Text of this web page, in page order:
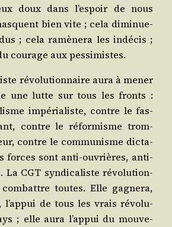
doux dans l’espoir de nous
bien vite ; cela dimi­nue­
; cela ramè­ne­ra les indé­cis ;
cou­rage aux pessimistes.
révo­lu­tion­naire aura à mener
une lutte sur tous les fronts :
impé­ria­liste, contre le fas­
contre le réfor­misme trom­
contre le com­mu­nisme dic­ta­
forces sont anti-ouvrières, anti-
La CGT syn­di­ca­liste révo­lu­tion­
toutes. Elle gagne­ra,
l’appui de tous les vrais révo­lu­
; elle aura l’appui du mou­ve­